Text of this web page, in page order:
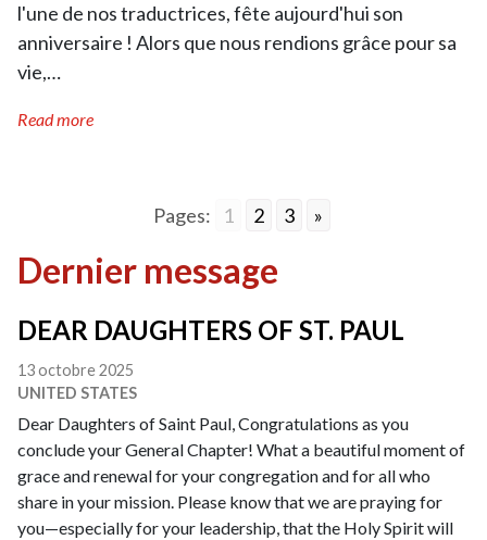
l'une de nos traductrices, fête aujourd'hui son
anniversaire ! Alors que nous rendions grâce pour sa
vie,…
Read more
Pages: 1 2 3 »
Dernier message
DEAR DAUGHTERS OF ST. PAUL
13 octobre 2025
UNITED STATES
Dear Daughters of Saint Paul, Congratulations as you
conclude your General Chapter! What a beautiful moment of
grace and renewal for your congregation and for all who
share in your mission. Please know that we are praying for
you—especially for your leadership, that the Holy Spirit will